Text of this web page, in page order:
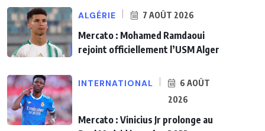
ALGÉRIE 7 AOÛT 2026
Mercato : Mohamed Ramdaoui
rejoint officiellement l’USM Alger
INTERNATIONAL
6 AOÛT
2026
Mercato : Vinicius Jr prolonge au